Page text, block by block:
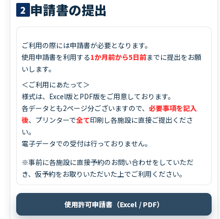
2 申請書の提出
ご利用の際には申請書が必要となります。
使用申請書を利用する1か月前から5日前までに提出をお願
いします。
＜ご利用にあたって＞
様式は、Excel版とPDF版をご用意しております。
各データとも2ページ分ございますので、 必要事項を記入
後、プリンターで全て印刷し各施設に直接ご提出くださ
い。
電子データでの受付は行っておりません。
※事前に各施設に直接予約のお問い合わせをしていただ
き、仮予約をお取りいただいた上でご利用ください。
使用許可申請書（Excel / PDF）